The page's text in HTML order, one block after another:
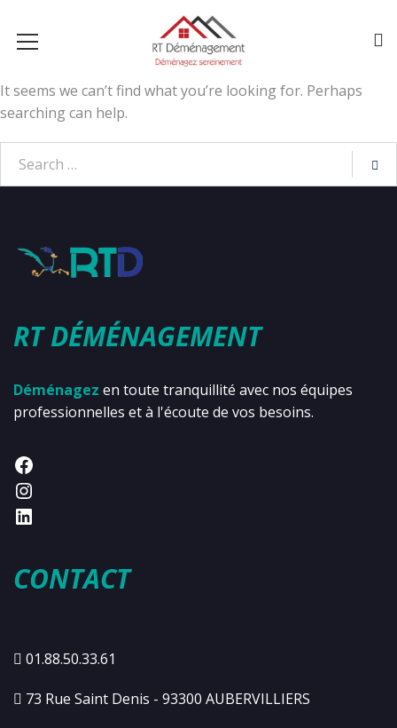
It seems we can’t find what you’re looking for. Perhaps
searching can help.
RT DÉMÉNAGEMENT
Déménagez en toute tranquillité avec nos équipes
professionnelles et à l'écoute de vos besoins.
CONTACT
01.88.50.33.61
73 Rue Saint Denis - 93300 AUBERVILLIERS